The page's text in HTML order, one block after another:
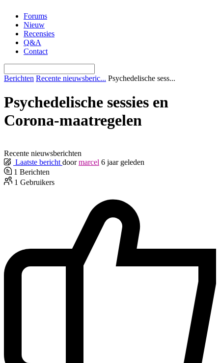
naar
inhoud
Forums
Nieuw
Recensies
Q&A
Contact
Berichten Recente nieuwsberic... Psychedelische sess...
Psychedelische sessies en
Corona-maatregelen
Recente nieuwsberichten
Laatste bericht door marcel 6 jaar geleden
1 Berichten
1 Gebruikers